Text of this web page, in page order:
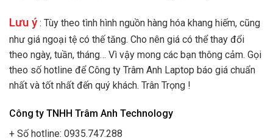
Lưu ý: Tùy theo tình hình nguồn hàng hóa khang hiếm, cũng
như giá ngoại tệ có thế tăng. Cho nên giá có thể thay đổi
theo ngày, tuần, tháng… Vì vậy mong các bạn thông cảm. Gọi
theo số hotline để Công ty Trâm Anh Laptop báo giá chuẩn
nhất và tốt nhất đến quý khách. Trân Trọng !
Công ty TNHH Trâm Anh Technology
+ Số hotline: 0935.747.288